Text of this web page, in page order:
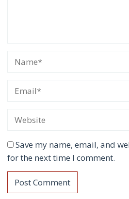
Save my name, email, and
for the next time I comment.